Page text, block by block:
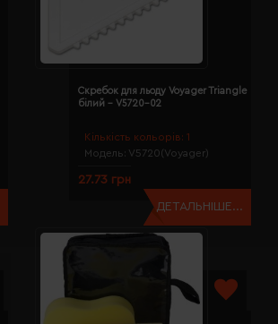
Кількість кольорів: 1
Модель: V5720(Voyager)
Скребок для льоду Voyager Triangle
білий - V5720-02
27.73 грн
ДЕТАЛЬНІШЕ...